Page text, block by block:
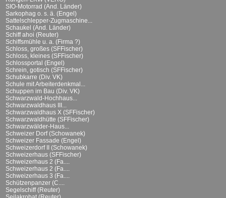
SIO-Motorrad (And. Länder)
Sarkophag o. s. ä. (Engel)
Sattelschlepper-Zugmaschine...
Schaukel (And. Länder)
Schiff ahoi (Reuter)
Schiffsmühle u. a. (Firma ?)
Schloss, großes (SFFischer)
Schloss, kleines (SFFischer)
Schlossportal (Engel)
Schrein, gotisch (SFFischer)
Schubkarre (Div. VK)
Schule mit Arbeiterdenkmal...
Schuppen im Bau (Div. VK)
Schwarzwald-Hochhaus...
Schwarzwaldhaus III...
Schwarzwaldhaus X (SFFischer)
Schwarzwaldhütte (SFFischer)
Schwarzwälder-Haus...
Schweizer Dorf (Schowanek)
Schweizer Fassade (Engel)
Schweizerdorf II (Schowanek)
Schweizerhaus (SFFischer)
Schweizerhaus 2 (Fa....
Schweizerhaus 2 (Fa....
Schweizerhaus 3 (Fa....
Schützenpanzer (C....
Segelschiff (Reuter)